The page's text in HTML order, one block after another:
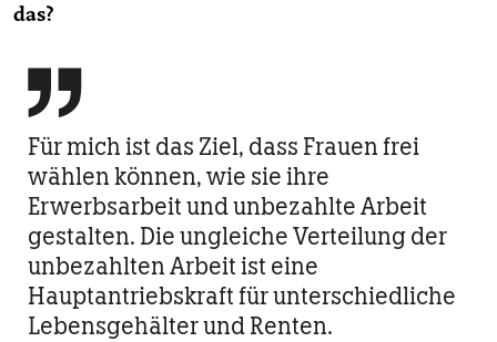
das?

Für mich ist das Ziel, dass Frauen frei
wählen können, wie sie ihre
Erwerbsarbeit und unbezahlte Arbeit
gestalten. Die ungleiche Verteilung der
unbezahlten Arbeit ist eine
Hauptantriebskraft für unterschiedliche
Lebensgehälter und Renten.